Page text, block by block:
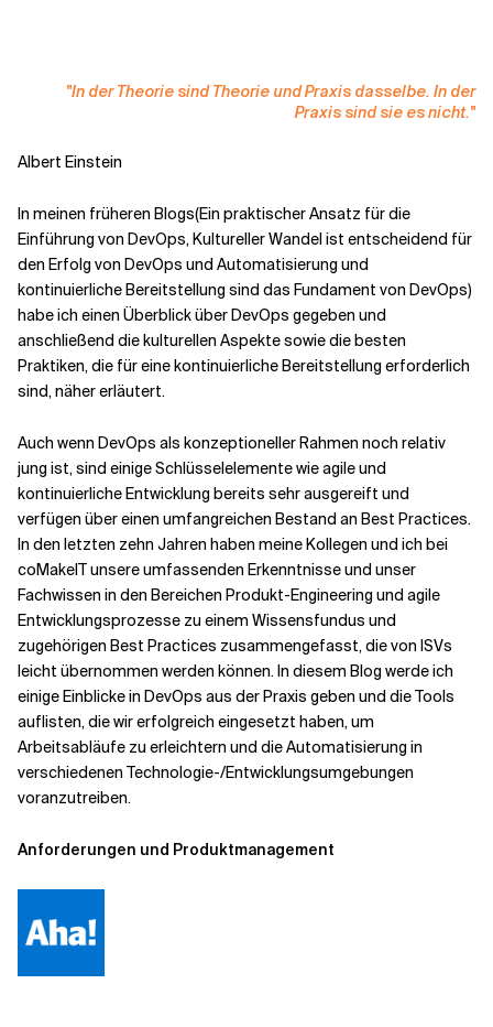
Verwandte Themen
"In der Theorie sind Theorie und Praxis dasselbe. In der
Praxis sind sie es nicht."
Albert Einstein
In meinen früheren Blogs(Ein praktischer Ansatz für die
Einführung von DevOps, Kultureller Wandel ist entscheidend für
den Erfolg von DevOps und Automatisierung und
kontinuierliche Bereitstellung sind das Fundament von DevOps)
habe ich einen Überblick über DevOps gegeben und
anschließend die kulturellen Aspekte sowie die besten
Praktiken, die für eine kontinuierliche Bereitstellung erforderlich
sind, näher erläutert.
Auch wenn DevOps als konzeptioneller Rahmen noch relativ
jung ist, sind einige Schlüsselelemente wie agile und
kontinuierliche Entwicklung bereits sehr ausgereift und
verfügen über einen umfangreichen Bestand an Best Practices.
In den letzten zehn Jahren haben meine Kollegen und ich bei
coMakeITunsere umfassenden Erkenntnisse und unser
Fachwissen in den Bereichen Produkt-Engineering und agile
Entwicklungsprozesse zu einem Wissensfundus und
zugehörigen Best Practices zusammengefasst, die von ISVs
leicht übernommen werden können. In diesem Blog werde ich
einige Einblicke in DevOps aus der Praxis geben und die Tools
auflisten, die wir erfolgreich eingesetzt haben, um
Arbeitsabläufe zu erleichtern und die Automatisierung in
verschiedenen Technologie-/Entwicklungsumgebungen
voranzutreiben.
Anforderungen und Produktmanagement